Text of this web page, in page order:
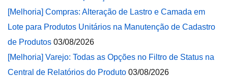
[Melhoria] Compras: Alteração de Lastro e Camada em
Lote para Produtos Unitários na Manutenção de Cadastro
de Produtos 03/08/2026
[Melhoria] Varejo: Todas as Opções no Filtro de Status na
Central de Relatórios do Produto 03/08/2026